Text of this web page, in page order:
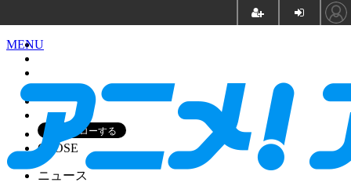
CLOSE
ニュース
MENU